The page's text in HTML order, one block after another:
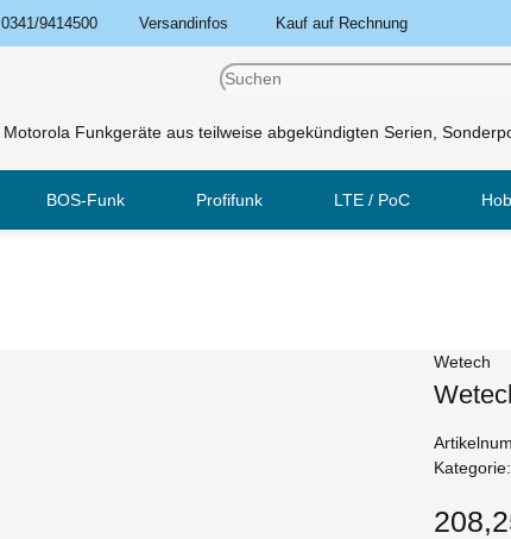
9414500 Versandinfos Kauf auf Rechnung
Funkgeräte aus teilweise abgekündigten Serien,
BOS-Funk Profifunk LTE / PoC
Wetech
Kategorie: